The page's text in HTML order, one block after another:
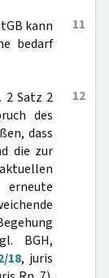
11
kann
bedarf
12
2 Satz 2
des
dass
die zur
erneute
BGH,
18, juris